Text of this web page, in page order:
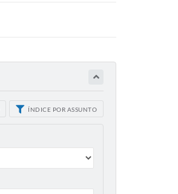
ÍNDICE POR ASSUNTO